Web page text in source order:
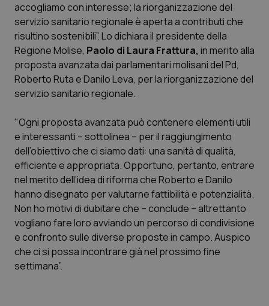
Lettere al direttore
Edizioni Regionali
QS Pro
Abruzzo
Basilicata
Calabria
Campania
Emilia-Romagna
QS Pro Gold
Artrite & artrosi
Asma & BPCO
Car-T
Colesterolo & coronaropatie
QS Club Newsletter
accogliamo con interesse; la riorganizzazione del
servizio sanitario regionale è aperta a contributi che
risultino sostenibili”. Lo dichiara il presidente della
Regione Molise, Paolo di Laura Frattura, in merito alla
proposta avanzata dai parlamentari molisani del Pd,
Roberto Ruta e Danilo Leva, per la riorganizzazione del
servizio sanitario regionale.
"Ogni proposta avanzata può contenere elementi utili
e interessanti – sottolinea – per il raggiungimento
dell’obiettivo che ci siamo dati: una sanità di qualità,
efficiente e appropriata. Opportuno, pertanto, entrare
nel merito dell’idea di riforma che Roberto e Danilo
hanno disegnato per valutarne fattibilità e potenzialità.
Non ho motivi di dubitare che – conclude – altrettanto
vogliano fare loro avviando un percorso di condivisione
e confronto sulle diverse proposte in campo. Auspico
che ci si possa incontrare già nel prossimo fine
settimana”.